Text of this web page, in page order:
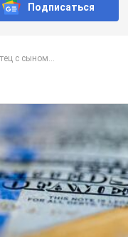
Подписаться
с сыном...